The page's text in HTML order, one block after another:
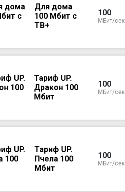
Для дома
100 Мбит с
ТВ+
100
МБит/сек
Тариф UP.
Дракон 100
Мбит
100
МБит/сек
Тариф UP.
Пчела 100
Мбит
100
МБит/сек